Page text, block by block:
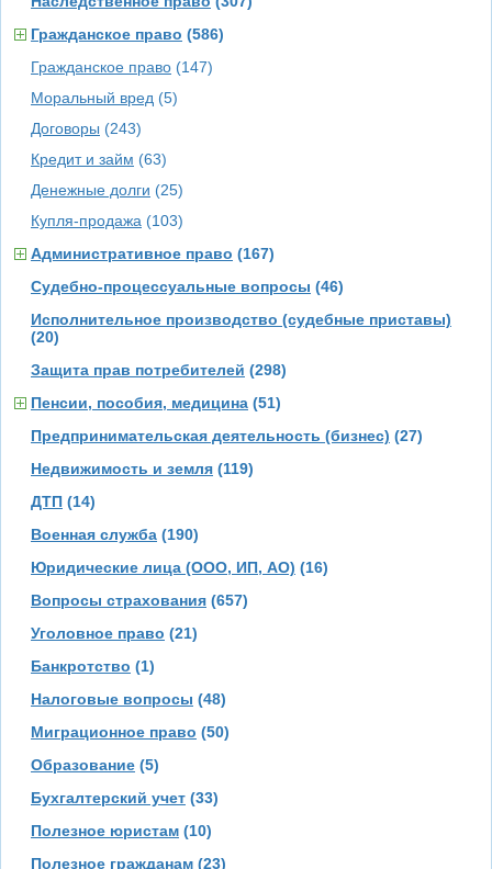
Гражданское право (586)
Гражданское право (147)
Моральный вред (5)
Договоры (243)
Кредит и займ (63)
Денежные долги (25)
Купля-продажа (103)
Административное право (167)
Судебно-процессуальные вопросы (46)
Исполнительное производство (судебные приставы)
(20)
Защита прав потребителей (298)
Пенсии, пособия, медицина (51)
Предпринимательская деятельность (бизнес) (27)
Недвижимость и земля (119)
ДТП (14)
Военная служба (190)
Юридические лица (ООО, ИП, АО) (16)
Вопросы страхования (657)
Уголовное право (21)
Банкротство (1)
Налоговые вопросы (48)
Миграционное право (50)
Образование (5)
Бухгалтерский учет (33)
Полезное юристам (10)
Полезное гражданам (23)